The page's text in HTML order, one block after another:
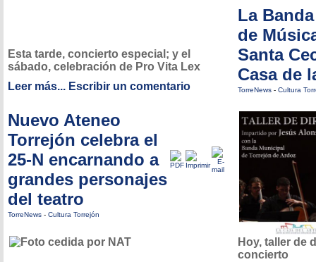
Esta tarde, concierto especial; y el
sábado, celebración de Pro Vita Lex
Leer más... Escribir un comentario
Nuevo Ateneo
Torrejón celebra el
25-N encarnando a
grandes personajes
del teatro
TorreNews - Cultura Torrejón
La
de
Santa
Casa de
TorreNews - Cultura
Hoy, taller de
concierto